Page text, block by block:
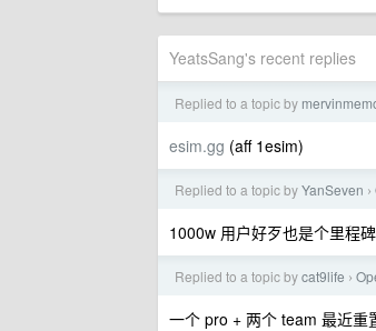
YeatsSang's recent replies
Replied to a topic by
esim.gg (aff 1esim)
Replied to a topic byYanSeven ›
1000w 用户好歹也是个里程
Replied to a topic bycat9life ›
一个 pro + 两个 team 最近重